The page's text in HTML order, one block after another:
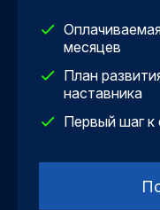
месяцев
План
наставника
Первый шаг к